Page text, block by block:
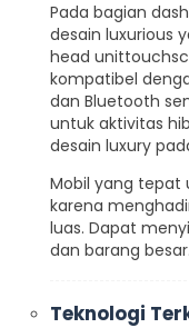
Pada bagian
desain luxurious
head
kompatibel
dan Bluetooth
untuk aktivitas
desain luxury
Mobil yang tepat
karena
luas. Dapat
dan barang besar.
Teknologi